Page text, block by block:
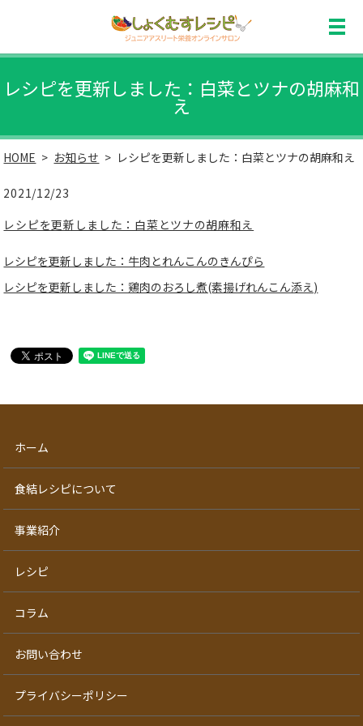
レシピを更新しました：白菜とツナの胡麻和
え
HOME お知らせ レシピを更新しました：白菜とツナの胡麻和え
2021/12/23
レシピを更新しました：白菜とツナの胡麻和え
レシピを更新しました：牛肉とれんこんのきんぴら
レシピを更新しました：鶏肉のおろし煮(素揚げれんこん添え)
ホーム
食結レシピについて
事業紹介
レシピ
コラム
お問い合わせ
プライバシーポリシー